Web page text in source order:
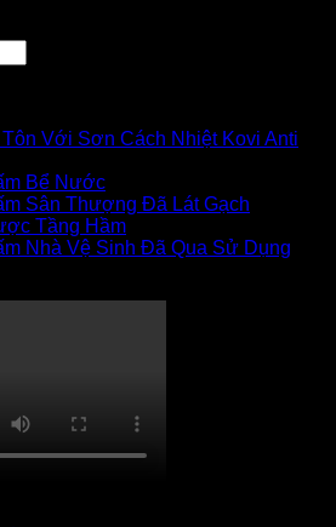
Với Sơn Cách Nhiệt Kovi Anti
Bể Nước
Sân Thượng Đã Lát Gạch
Tầng Hầm
Nhà Vệ Sinh Đã Qua Sử Dụng